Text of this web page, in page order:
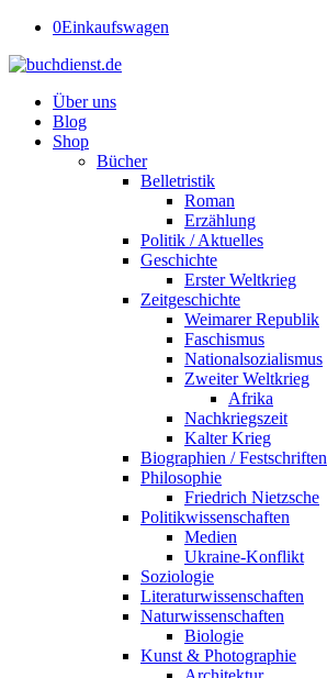
0Einkaufswagen
Über uns
Blog
Shop
Bücher
Belletristik
Roman
Erzählung
Politik / Aktuelles
Geschichte
Erster Weltkrieg
Zeitgeschichte
Weimarer Republik
Faschismus
Nationalsozialismus
Zweiter Weltkrieg
Afrika
Nachkriegszeit
Kalter Krieg
Biographien / Festschriften
Philosophie
Friedrich Nietzsche
Politikwissenschaften
Medien
Ukraine-Konflikt
Soziologie
Literaturwissenschaften
Naturwissenschaften
Biologie
Kunst & Photographie